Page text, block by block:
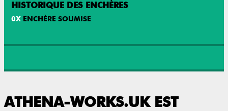
HISTORIQUE DES ENCHÈRES
0X ENCHÈRE SOUMISE
ATHENA-WORKS.UK EST